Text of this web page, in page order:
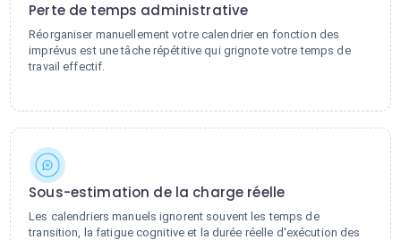
Perte de temps administrative
Réorganiser manuellement votre calendrier en fonction des
imprévus est une tâche répétitive qui grignote votre temps de
travail effectif.
Sous-estimation de la charge réelle
Les calendriers manuels ignorent souvent les temps de
transition, la fatigue cognitive et la durée réelle d'exécution des